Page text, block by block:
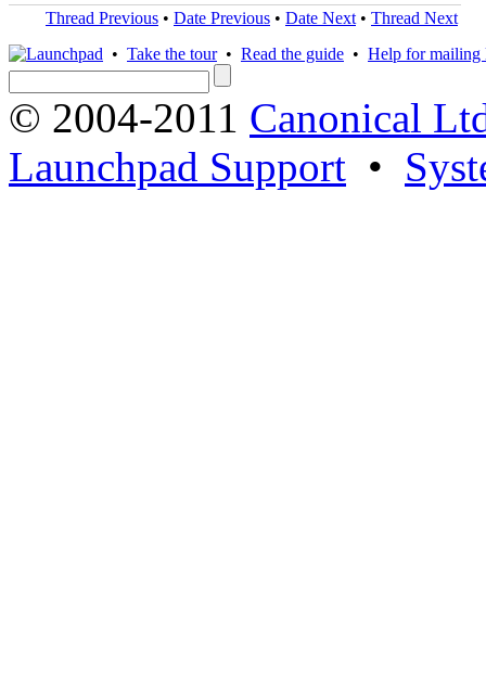
Thread Previous • Date Previous • Date Next • Thread Next
• Take the tour• Read the guide • Help for mailing
© 2004-2011 Canonical
Launchpad Support •